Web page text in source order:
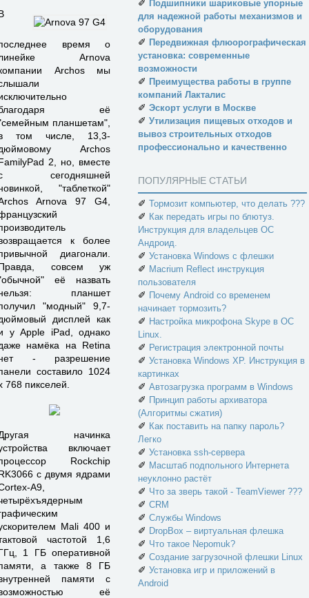
время о
Arnova
Archos мы
её
планшетам",
том числе, 13,3-
Archos
2, но, вместе
сегодняшней
"таблеткой"
Arnova 97 G4,
к более
диагонали.
совсем уж
её назвать
планшет
"модный" 9,7-
дисплей как
у Apple iPad, однако
намёка на Retina
- разрешение
составило 1024
768 пикселей.
начинка
включает
Rockchip
с двумя ядрами
A9,
Mali 400 и
частотой 1,6
1 ГБ оперативной
а также 8 ГБ
памяти с
её
✐ Подшипники шариковые упорные
для надежной работы механизмов и
оборудования
✐ Передвижная флюорографическая
установка: современные
возможности
✐ Преимущества работы в группе
компаний Лакталис
✐ Эскорт услуги в Москве
✐ Утилизация пищевых отходов и
вывоз строительных отходов
профессионально и качественно
ПОПУЛЯРНЫЕ СТАТЬИ
✐ Тормозит компьютер, что делать ???
✐ Как передать игры по блютуз.
Инструкция для владельцев ОС
Андроид.
✐ Установка Windows с флешки
✐ Macrium Reflect инструкция
пользователя
✐ Почему Android со временем
начинает тормозить?
✐ Настройка микрофона Skype в ОС
Linux.
✐ Регистрация электронной почты
✐ Установка Windows XP. Инструкция в
картинках
✐ Автозагрузка программ в Windows
✐ Принцип работы архиватора
(Алгоритмы сжатия)
✐ Как поставить на папку пароль?
Легко
✐ Установка ssh-сервера
✐ Масштаб подпольного Интернета
неуклонно растёт
✐ Что за зверь такой - TeamViewer ???
✐ CRM
✐ Службы Windows
✐ DropBox – виртуальная флешка
✐ Что такое Nepomuk?
✐ Создание загрузочной флешки Linux
✐ Установка игр и приложений в
Android